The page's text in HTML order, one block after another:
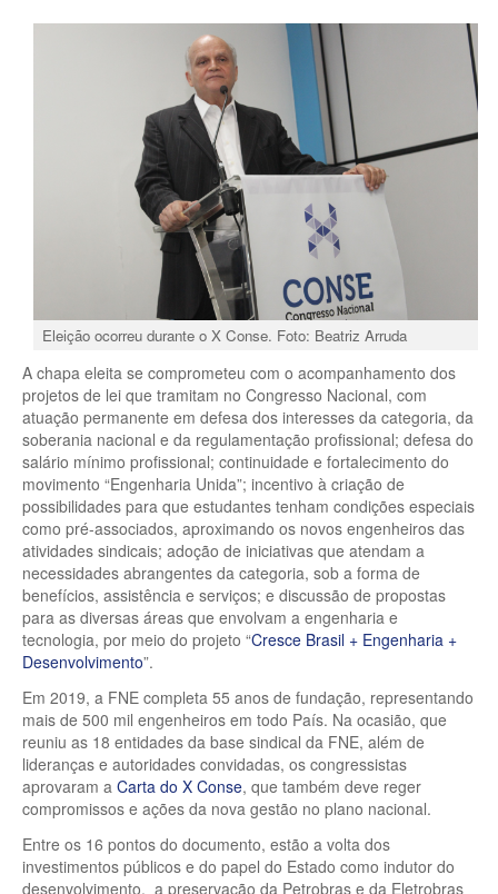
Eleição ocorreu durante o X Conse. Foto: Beatriz Arruda
A chapa eleita se comprometeu com o acompanhamento dos
projetos de lei que tramitam no Congresso Nacional, com
atuação permanente em defesa dos interesses da categoria, da
soberania nacional e da regulamentação profissional; defesa do
salário mínimo profissional; continuidade e fortalecimento do
movimento “Engenharia Unida”; incentivo à criação de
possibilidades para que estudantes tenham condições especiais
como pré-associados, aproximando os novos engenheiros das
atividades sindicais; adoção de iniciativas que atendam a
necessidades abrangentes da categoria, sob a forma de
benefícios, assistência e serviços; e discussão de propostas
para as diversas áreas que envolvam a engenharia e
tecnologia, por meio do projeto “Cresce Brasil + Engenharia +
Desenvolvimento”.
Em 2019, a FNE completa 55 anos de fundação, representando
mais de 500 mil engenheiros em todo País. Na ocasião, que
reuniu as 18 entidades da base sindical da FNE, além de
lideranças e autoridades convidadas, os congressistas
aprovaram a Carta do X Conse, que também deve reger
compromissos e ações da nova gestão no plano nacional.
Entre os 16 pontos do documento, estão a volta dos
investimentos públicos e do papel do Estado como indutor do
desenvolvimento, a preservação da Petrobras e da Eletrobras